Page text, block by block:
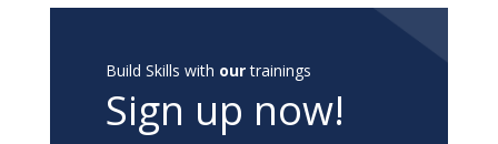
Build Skills with ourtrainings
Sign up now!